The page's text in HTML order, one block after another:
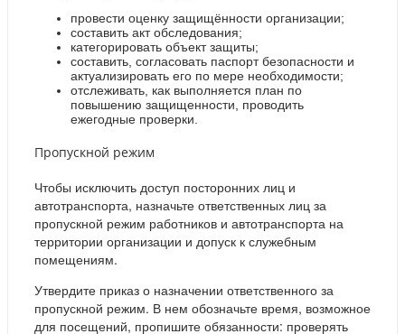
провести оценку защищённости организации;
составить акт обследования;
категорировать объект защиты;
составить, согласовать паспорт безопасности и
актуализировать его по мере необходимости;
отслеживать, как выполняется план по
повышению защищенности, проводить
ежегодные проверки.
Пропускной режим
Чтобы исключить доступ посторонних лиц и
автотранспорта, назначьте ответственных лиц за
пропускной режим работников и автотранспорта на
территории организации и допуск к служебным
помещениям.
Утвердите приказ о назначении ответственного за
пропускной режим. В нем обозначьте время, возможное
для посещений, пропишите обязанности: проверять